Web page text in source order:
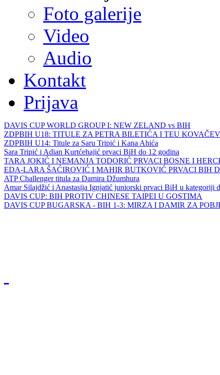
Foto galerije
Video
Audio
Kontakt
Prijava
DAVIS CUP WORLD GROUP I: NEW ZELAND vs BIH
ZDPBIH U18: TITULE ZA PETRA BILETIĆA I TEU
ZDPBIH U14: Titule za Saru Tripić i Kana Ahića
Sara Tripić i Adian Kurtćehajić prvaci BiH do 12 godina
TARA JOKIĆ I NEMANJA TODORIĆ PRVACI BOSNE I
EDA-LARA ŠAĆIROVIĆ I MAHIR BUTKOVIĆ PRVACI BIH
ATP Challenger titula za Damira Džumhura
Amar Silajdžić i Anastasija Ignjatić juniorski prvaci BiH u kategoriji
DAVIS CUP: BIH PROTIV CHINESE TAIPEI U GOSTIMA
DAVIS CUP BUGARSKA - BIH 1-3: MIRZA I DAMIR ZA